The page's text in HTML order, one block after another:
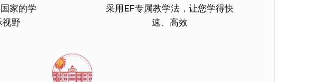
家的学
视野
采用EF专属教学法，让您学得快
速、高效